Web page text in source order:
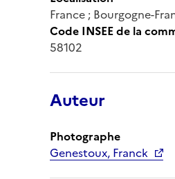
France ; Bourgogne-
Code INSEE de la
58102
Auteur
Photographe
Genestoux, Franck